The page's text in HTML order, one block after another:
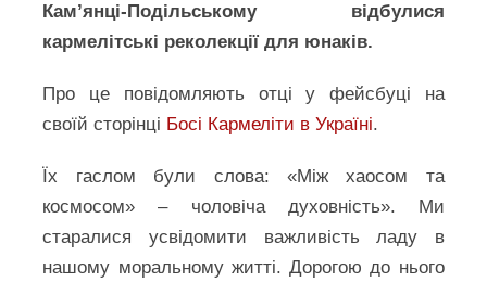
Кам’янці-Подільському відбулися
кармелітські реколекції для юнаків.
Про це повідомляють отці у фейсбуці на
своїй сторінці Босі Кармеліти в Україні.
Їх гаслом були слова: «Між хаосом та
космосом» – чоловіча духовність». Ми
старалися усвідомити важливість ладу в
нашому моральному житті. Дорогою до нього